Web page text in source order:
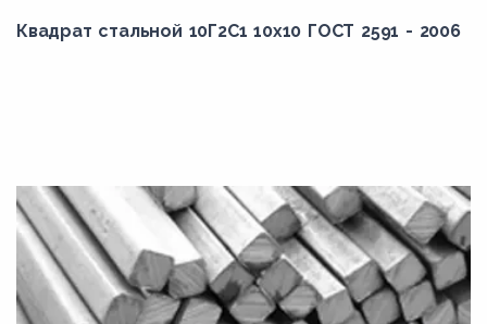
Квадрат стальной 10Г2С1 10x10 ГОСТ 2591 - 2006